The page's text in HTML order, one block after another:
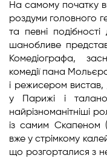
На самому початку
роздуми головного
та певні
шанобливе
Комедіографа,
комедії пана
і режисером вистав,
у Парижі і
найрізноманітніші
із самим Скапеном
вже у стрімкому
що розгорталися з